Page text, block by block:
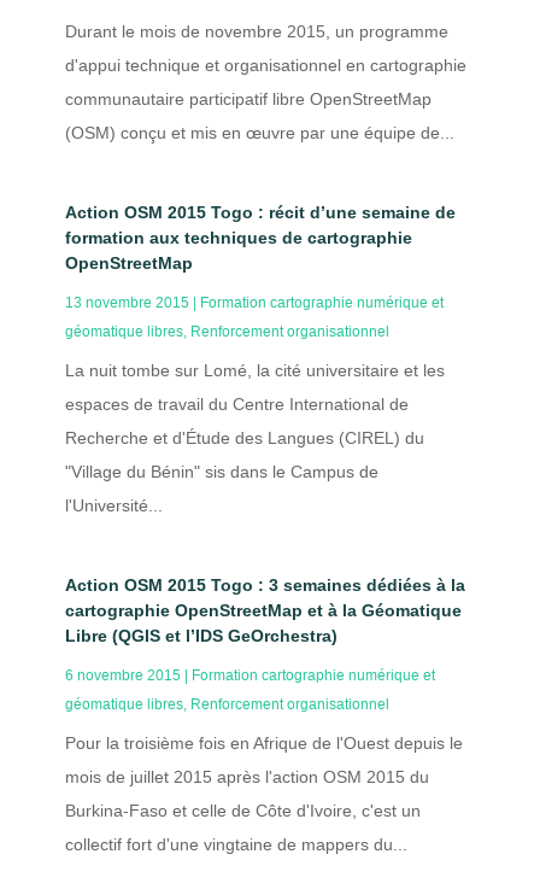
Durant le mois de novembre 2015, un programme
d'appui technique et organisationnel en cartographie
communautaire participatif libre OpenStreetMap
(OSM) conçu et mis en œuvre par une équipe de...
Action OSM 2015 Togo : récit d’une semaine de
formation aux techniques de cartographie
OpenStreetMap
13 novembre 2015
Formation cartographie numérique et
géomatique libres, Renforcement organisationnel
La nuit tombe sur Lomé, la cité universitaire et les
espaces de travail du Centre International de
Recherche et d'Étude des Langues (CIREL) du
"Village du Bénin" sis dans le Campus de
l'Université...
Action OSM 2015 Togo : 3 semaines dédiées à la
cartographie OpenStreetMap et à la Géomatique
Libre (QGIS et l’IDS GeOrchestra)
6 novembre 2015
Formation cartographie numérique et
géomatique libres, Renforcement organisationnel
Pour la troisième fois en Afrique de l'Ouest depuis le
mois de juillet 2015 après l'action OSM 2015 du
Burkina-Faso et celle de Côte d'Ivoire, c'est un
collectif fort d'une vingtaine de mappers du...